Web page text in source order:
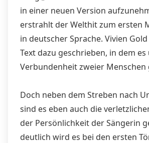
in einer neuen Version
erstrahlt der Welthit zum ersten
in deutscher Sprache. Vivien
Text dazu geschrieben, in dem
Verbundenheit zweier Menschen
Doch neben dem Streben nach
sind es eben auch die
der Persönlichkeit der Sängerin
deutlich wird es bei den ersten